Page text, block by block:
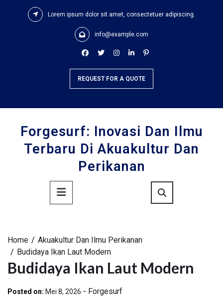
Lorem ipsum dolor sit amet, consectetuer adipiscing.
info@example.com
REQUEST FOR A QUOTE
Forgesurf: Inovasi Dan Ilmu
Terbaru Di Akuakultur Dan
Perikanan
Primary
Menu
Home
Akuakultur Dan Ilmu Perikanan
Budidaya Ikan Laut Modern
Budidaya Ikan Laut Modern
Posted on: Mei 8, 2026 - Forgesurf